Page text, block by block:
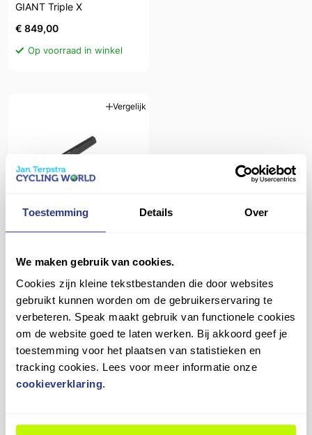
Toestemming Details Over
We maken gebruik van cookies.
Cookies zijn kleine tekstbestanden die door websites
gebruikt kunnen worden om de gebruikerservaring te
verbeteren. Speak maakt gebruik van functionele cookies
om de website goed te laten werken. Bij akkoord geef je
toestemming voor het plaatsen van statistieken en
tracking cookies. Lees voor meer informatie onze
cookieverklaring.
GIANT Triple X
€ 849,00
Op voorraad in winkel
Vergelijk
EBP ACCU BOSCH 36V
€ 619,00
Op voorraad in winkel